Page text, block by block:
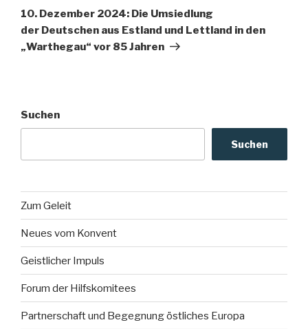
Beitrag
10. Dezember 2024: Die Umsiedlung
der Deutschen aus Estland und Lettland in den
„Warthegau“ vor 85 Jahren
Suchen
Suchen
Zum Geleit
Neues vom Konvent
Geistlicher Impuls
Forum der Hilfskomitees
Partnerschaft und Begegnung östliches Europa